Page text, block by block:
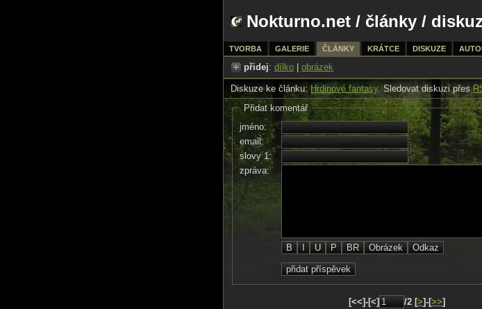
Nokturno.net / články /
TVORBA GALERIE ČLÁNKY KRÁTCE DISKUZE
přidej: dílko obrázek
Diskuze ke článku: Hrdinové fantasy. Sledovat diskuzi přes
Přidat komentář
jméno:
email:
slovy 1:
zpráva:
[<<]-[<] /2 [>]-[>>]